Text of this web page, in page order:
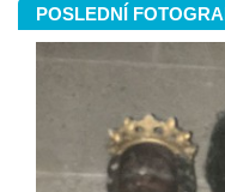
POSLEDNÍ